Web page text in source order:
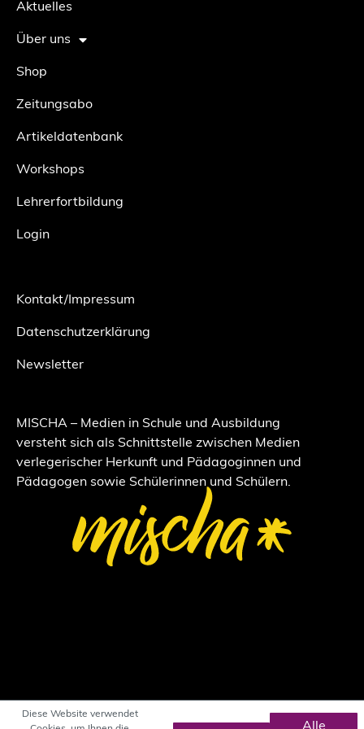
Aktuelles
Über uns
Shop
Zeitungsabo
Artikeldatenbank
Workshops
Lehrerfortbildung
Login
Kontakt/Impressum
Datenschutzerklärung
Newsletter
MISCHA – Medien in Schule und Ausbildung
versteht sich als Schnittstelle zwischen Medien
verlegerischer Herkunft und Pädagoginnen und
Pädagogen sowie Schülerinnen und Schülern.
Diese Website verwendet